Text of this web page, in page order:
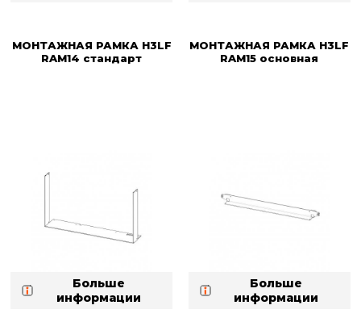
МОНТАЖНАЯ РАМКА H3LF
RAM14 стандарт
Больше
информации
МОНТАЖНАЯ РАМКА H3LF
RAM15 основная
Больше
информации